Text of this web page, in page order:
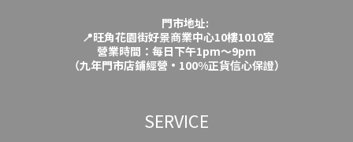
門市地址:
📍旺角花園街好景商業中心10樓1010室
營業時間：每日下午1pm～9pm
（九年門市店鋪經營·100%正貨信心保證）
SERVICE